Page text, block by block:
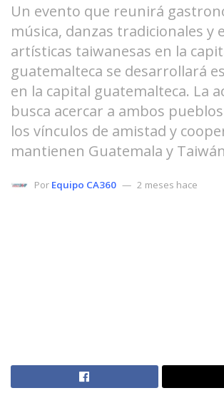
Un evento que reunirá
música, danzas tradicionales y
artísticas taiwanesas en la
guatemalteca se desarrollará
en la capital guatemalteca. La
busca acercar a ambos
los vínculos de amistad y
mantienen Guatemala y
Por Equipo CA360 2 meses hace